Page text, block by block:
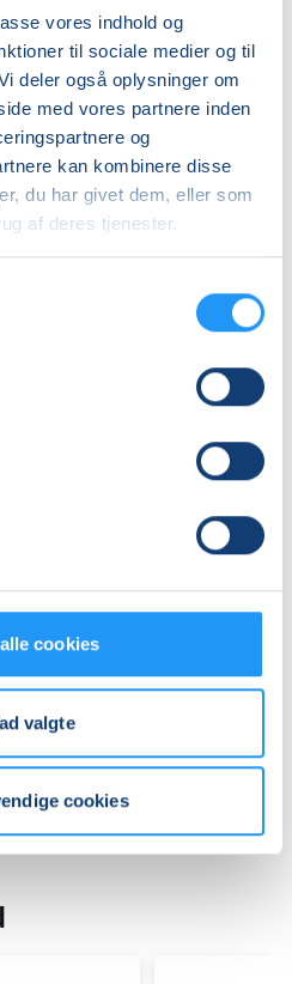
vores indhold og
til sociale medier og til
deler også oplysninger om
med vores partnere inden
og
kan kombinere disse
du har givet dem, eller som
af deres tjenester.
cookies
valgte
cookies
af stående,
yogastillinger, der
i led, bindevæv og
og for at
at jeg guider en
varighed.(Yoga Nidra)